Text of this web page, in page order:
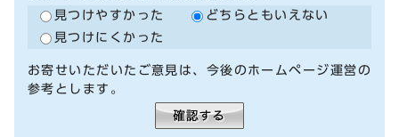
見つけやすかった
どちらともいえない
見つけにくかった
お寄せいただいたご意見は、今後のホームページ運営の
参考とします。